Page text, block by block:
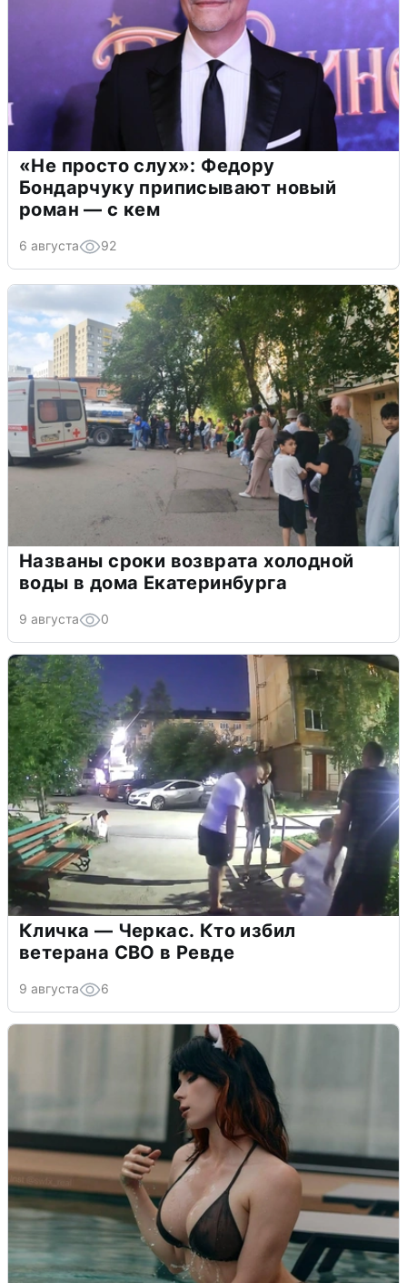
«Не просто слух»: Федору
Бондарчуку приписывают новый
роман — с кем
6 августа 92
Названы сроки возврата холодной
воды в дома Екатеринбурга
9 августа 0
Кличка — Черкас. Кто избил
ветерана СВО в Ревде
9 августа 6